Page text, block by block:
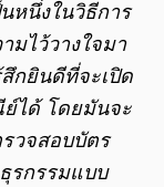
หนึ่งในวิธีการ
มไว้วางใจมา
กยินดีที่จะเปิด
ย์ได้ โดยมันจะ
วจสอบบัตร
รกรรมแบบ